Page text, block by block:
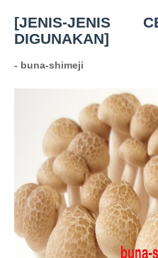
[JENIS-JENIS
DIGUNAKAN]
- buna-shimeji